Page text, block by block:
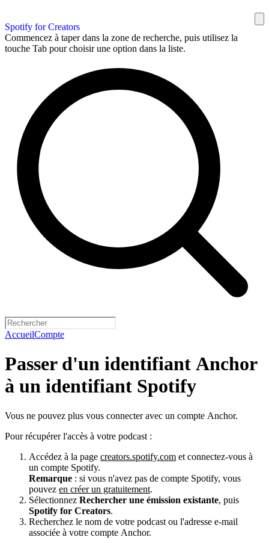
Spotify for Creators
Commencez à taper dans la zone de recherche, puis utilisez la
touche Tab pour choisir une option dans la liste.
AccueilCompte
Passer d'un identifiant Anchor
à un identifiant Spotify
Vous ne pouvez plus vous connecter avec un compte Anchor.
Pour récupérer l'accès à votre podcast :
Accédez à la page creators.spotify.com et connectez-vous à
un compte Spotify.
Remarque : si vous n'avez pas de compte Spotify, vous
pouvez en créer un gratuitement.
Sélectionnez Rechercher une émission existante, puis
Spotify for Creators.
Recherchez le nom de votre podcast ou l'adresse e-mail
associée à votre compte Anchor.